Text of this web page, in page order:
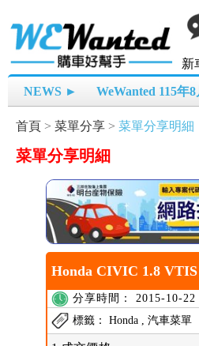
新
NEWS ► WeWanted 115年
首頁 > 菜單分享 > 菜單分享明細
菜單分享明細
Honda CIVIC 1.8
分享時間： 2015-10-22
標籤： Honda , 汽車菜單